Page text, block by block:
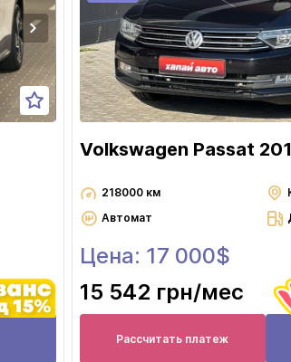
Volkswagen Passat
218000 км
Автомат
Цена: 17 000$
15 542 грн/мес
Рассчитать платеж